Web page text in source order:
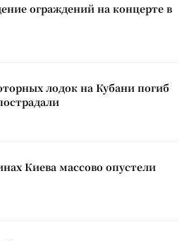
ограждений на концерте в
лодок на Кубани погиб
Киева массово опустели